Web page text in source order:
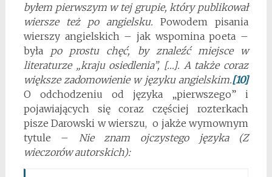
byłem pierwszym w tej grupie, który publikował
wiersze też po angielsku. Powodem pisania
wierszy angielskich – jak wspomina poeta –
była po prostu chęć, by znaleźć miejsce w
literaturze „kraju osiedlenia”, […]. A także coraz
większe zadomowienie w języku angielskim.[10]
O odchodzeniu od języka „pierwszego” i
pojawiających się coraz częściej rozterkach
pisze Darowski w wierszu, o jakże wymownym
tytule –
Nie znam ojczystego języka (Z
wieczorów autorskich):